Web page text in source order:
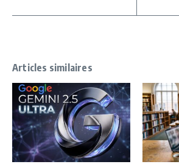
Articles similaires